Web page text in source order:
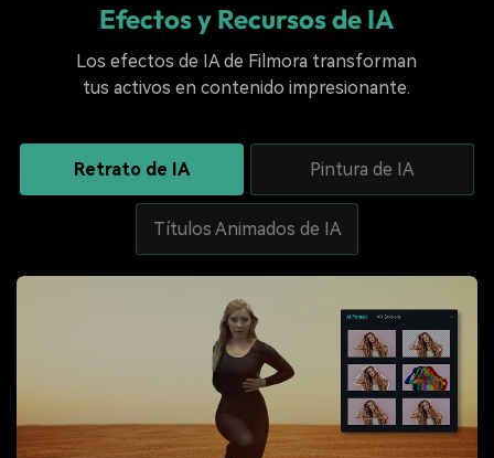
Efectos y Recursos de IA
Los efectos de IA de Filmora transforman
tus activos en contenido impresionante.
Retrato de IA Pintura de IA
Títulos Animados de IA